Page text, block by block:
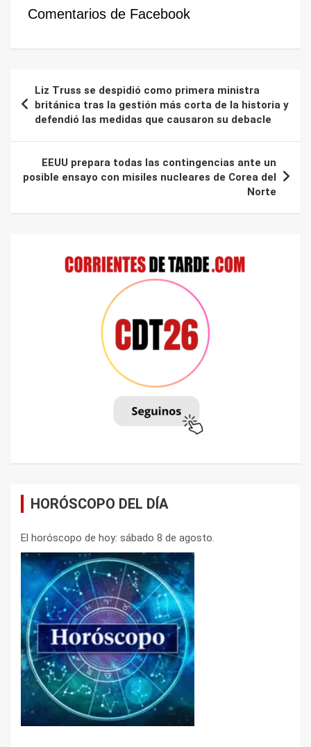
Comentarios de Facebook
de
entradas
Liz Truss se despidió como primera ministra
británica tras la gestión más corta de la historia y
defendió las medidas que causaron su debacle
EEUU prepara todas las contingencias ante un
posible ensayo con misiles nucleares de Corea del
Norte
HORÓSCOPO DEL DÍA
El horóscopo de hoy: sábado 8 de agosto.